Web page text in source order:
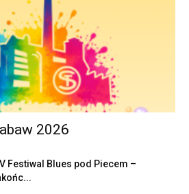
2026
Festiwal Blues pod Piecem –